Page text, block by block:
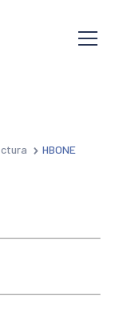
HBONE